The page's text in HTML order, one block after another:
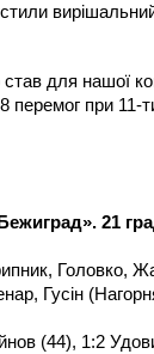
для нашої
перемог при 11-
21
Головко,
Гусін
(44), 1:2